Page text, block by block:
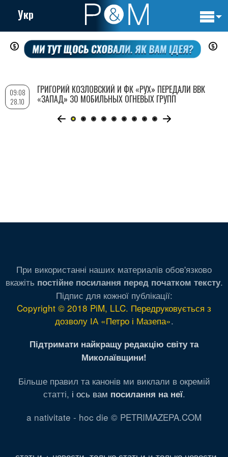
Перейти
содержанию
Укр
09:08
28.10
ГРИГОРИЙ КОЗЛОВСКИЙ И ФК «РУХ» ПЕРЕДАЛИ ВВК
«ЗАПАД» 30 МОБИЛЬНЫХ ОГНЕВЫХ ГРУПП
При використанні наших материалів обов'язково
вкажіть постійне посилання перед початком тексту.
Підпис для кожної публікації:
Copyright © 2018 PiM, LLC. Передруковується з
дозволу ІА «Петро і Мазепа».
Підтримати найкращу редакцію світу та
Миколаївщини!
Більше правил та канонів ми виклали в окремій
статті, і ось вам посилання на неї.
a nativitate - hoc die © PETRIMAZEPA.COM